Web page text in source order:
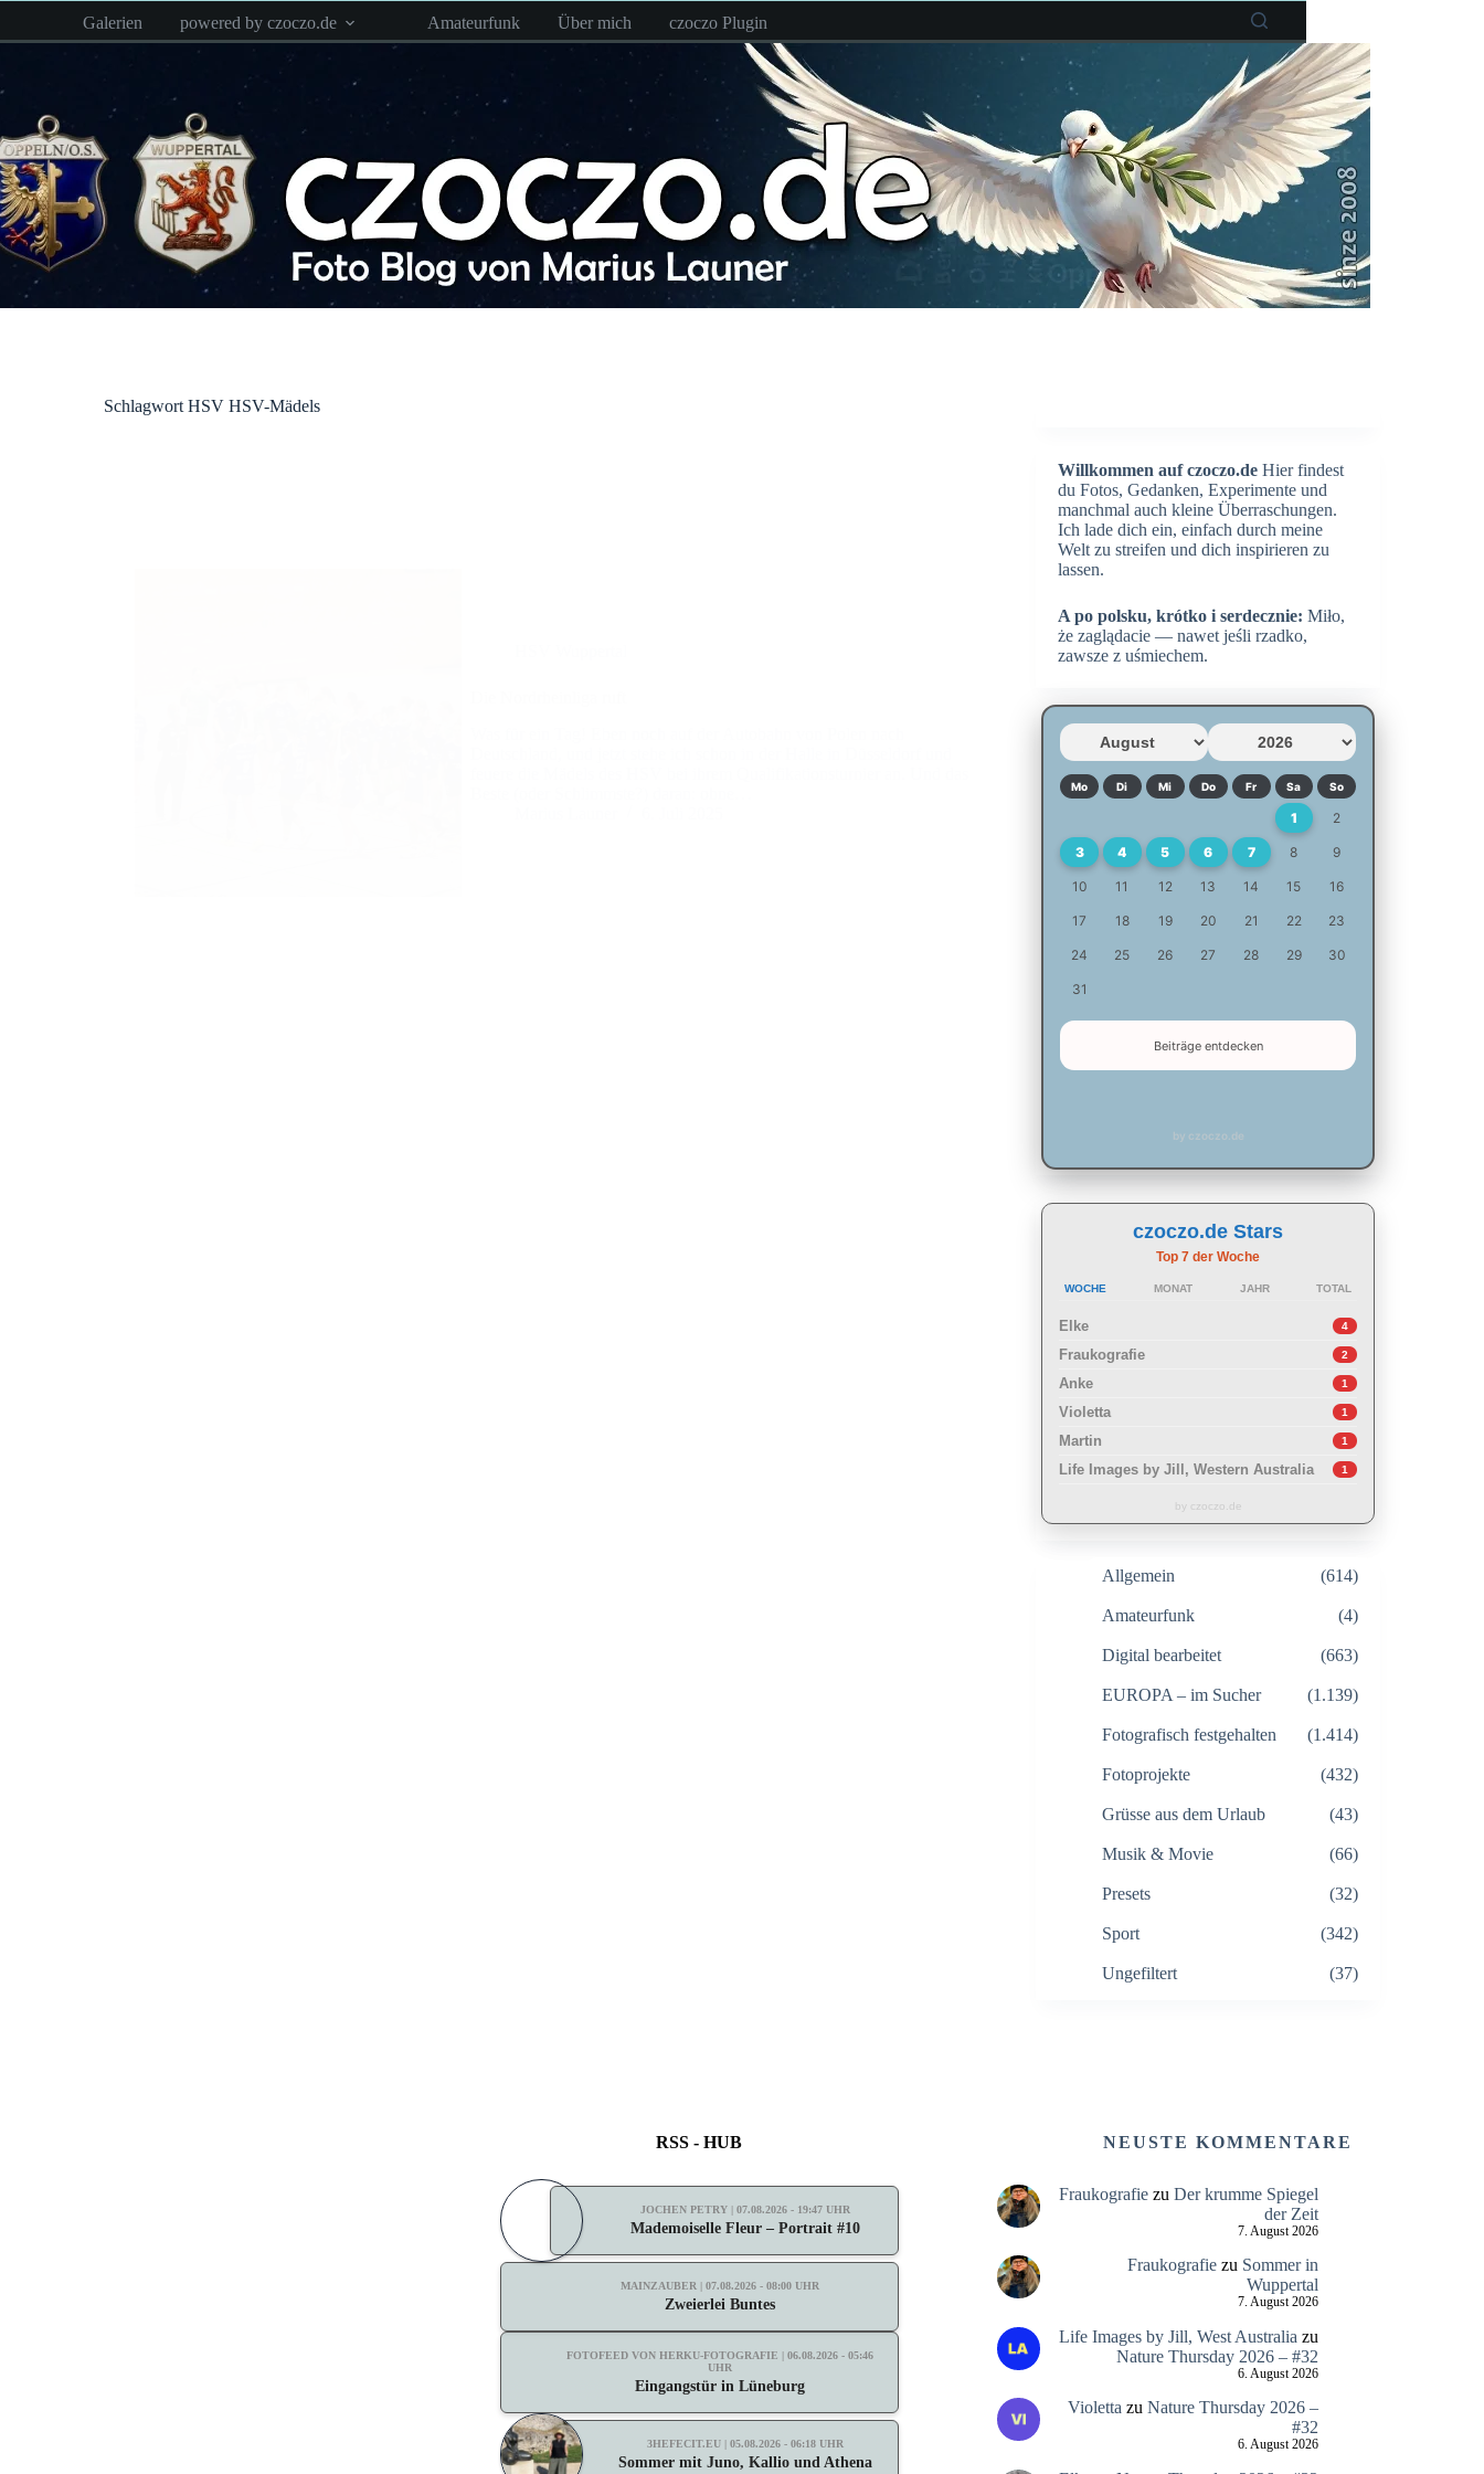
springen
Galerien powered by czoczo.de Amateurfunk Über mich czoczo Plugin
SchlagwortHSV HSV-Mädels
Willkommen auf czoczo.de Hier findest
du Fotos, Gedanken, Experimente und
manchmal auch kleine Überraschungen.
Ich lade dich ein, einfach durch meine
Welt zu streifen und dich inspirieren zu
lassen.
A po polsku, krótko i serdecznie: Miło,
że zaglądacie — nawet jeśli rzadko,
zawsze z uśmiechem.
Mo Di Mi Do Fr Sa So
1 2
3 4 5 6 7 8 9
10 11 12 13 14 15 16
17 18 19 20 21 22 23
24 25 26 27 28 29 30
31
Beiträge entdecken
by czoczo.de
czoczo.de Stars
Top 7 der Woche
WOCHE MONAT JAHR TOTAL
Elke 4
Fraukografie 2
Anke 1
Violetta 1
Martin 1
Life Images by Jill, Western Australia 1
by czoczo.de
Allgemein (614)
Amateurfunk (4)
Digital bearbeitet (663)
EUROPA – im Sucher (1.139)
Fotografisch festgehalten (1.414)
Fotoprojekte (432)
Grüsse aus dem Urlaub (43)
Musik & Movie (66)
Presets (32)
Sport (342)
Ungefiltert (37)
RSS - HUB
JOCHEN PETRY | 07.08.2026 - 19:47 UHR
Mademoiselle Fleur – Portrait #10
MAINZAUBER | 07.08.2026 - 08:00 UHR
Zweierlei Buntes
FOTOFEED VON HERKU-FOTOGRAFIE | 06.08.2026 - 05:46
UHR
Eingangstür in Lüneburg
3HEFECIT.EU | 05.08.2026 - 06:18 UHR
Sommer mit Juno, Kallio und Athena
NEUSTE KOMMENTARE
Fraukografiezu Der krumme Spiegel
der Zeit
7. August 2026
Fraukografiezu Sommer in
Wuppertal
7. August 2026
Life Images by Jill, West Australia zu
Nature Thursday 2026 – #32
6. August 2026
Violettazu Nature Thursday 2026 –
#32
6. August 2026